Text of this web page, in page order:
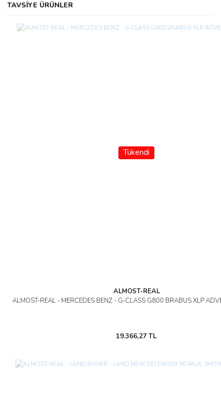
TAVSİYE ÜRÜNLER
Tükendi
ALMOST-REAL
ALMOST-REAL - MERCEDES BENZ - G-CLASS G800 BRABUS XLP
19.366,27 TL